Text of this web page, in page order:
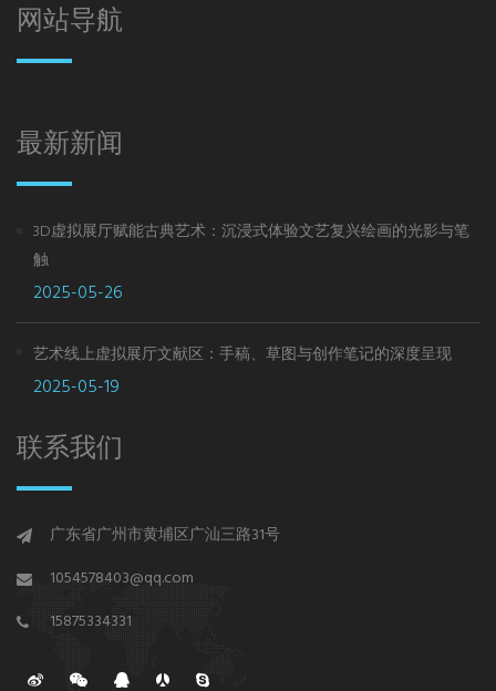
网站导航
最新新闻
3D虚拟展厅赋能古典艺术：沉浸式体验文艺复兴绘画的光影与笔
触
2025-05-26
艺术线上虚拟展厅文献区：手稿、草图与创作笔记的深度呈现
2025-05-19
联系我们
广东省广州市黄埔区广汕三路31号
1054578403@qq.com
15875334331